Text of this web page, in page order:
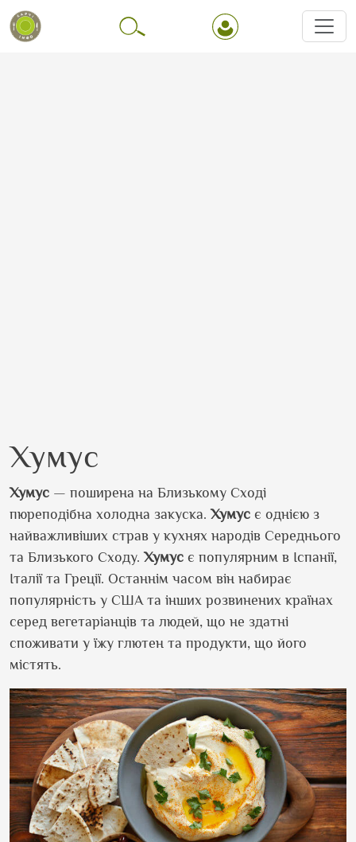
Хумус
Хумус — поширена на Близькому Сході
пюреподібна холодна закуска. Хумус є однією з
найважливіших страв у кухнях народів Середнього
та Близького Сходу. Хумус є популярним в Іспанії,
Італії та Греції. Останнім часом він набирає
популярність у США та інших розвинених країнах
серед вегетаріанців та людей, що не здатні
споживати у їжу глютен та продукти, що його
містять.